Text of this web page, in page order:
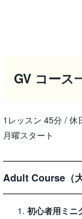
GV コース
1レッスン 45分 / 休
月曜スタート
Adult Course（
初心者用ミニ